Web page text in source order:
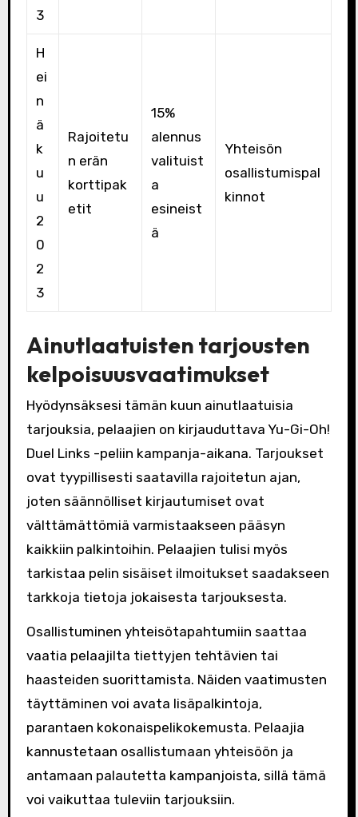
3
H
ei
n
ä
k
u
u
2
0
2
3
Rajoitetu
n erän
korttipak
etit
15%
alennus
valituist
a
esineist
ä
Yhteisön
osallistumispal
kinnot
Ainutlaatuisten tarjousten
kelpoisuusvaatimukset
Hyödynsäksesi tämän kuun ainutlaatuisia
tarjouksia, pelaajien on kirjauduttava Yu-Gi-Oh!
Duel Links -peliin kampanja-aikana. Tarjoukset
ovat tyypillisesti saatavilla rajoitetun ajan,
joten säännölliset kirjautumiset ovat
välttämättömiä varmistaakseen pääsyn
kaikkiin palkintoihin. Pelaajien tulisi myös
tarkistaa pelin sisäiset ilmoitukset saadakseen
tarkkoja tietoja jokaisesta tarjouksesta.
Osallistuminen yhteisötapahtumiin saattaa
vaatia pelaajilta tiettyjen tehtävien tai
haasteiden suorittamista. Näiden vaatimusten
täyttäminen voi avata lisäpalkintoja,
parantaen kokonaispelikokemusta. Pelaajia
kannustetaan osallistumaan yhteisöön ja
antamaan palautetta kampanjoista, sillä tämä
voi vaikuttaa tuleviin tarjouksiin.